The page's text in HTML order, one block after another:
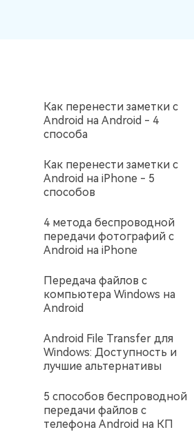
Как перенести заметки с
Android на Android - 4
способа
Как перенести заметки с
Android на iPhone - 5
способов
4 метода беспроводной
передачи фотографий с
Android на iPhone
Передача файлов с
компьютера Windows на
Android
Android File Transfer для
Windows: Доступность и
лучшие альтернативы
5 способов беспроводной
передачи файлов с
телефона Android на КП